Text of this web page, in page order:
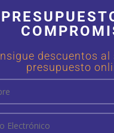
descuentos
presupuesto